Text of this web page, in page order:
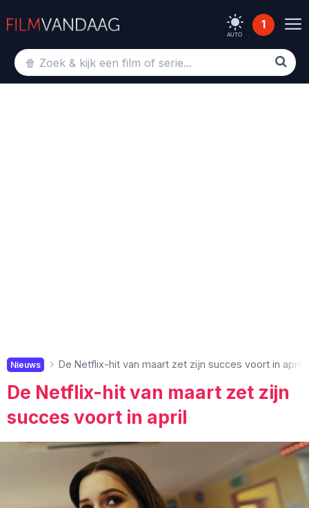
AUTO
1
Nieuws De Netflix-hit van maart zet zijn succes voort in april
De Netflix-hit van maart zet zijn
succes voort in april